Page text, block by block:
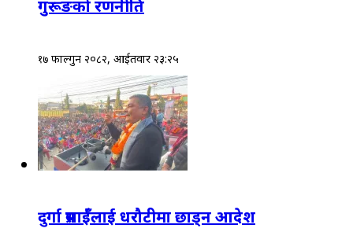
गुरूङको रणनीति
१७ फाल्गुन २०८२, आईतवार २३:२५
दुर्गा प्रसाईँलाई धरौटीमा छाड्न आदेश